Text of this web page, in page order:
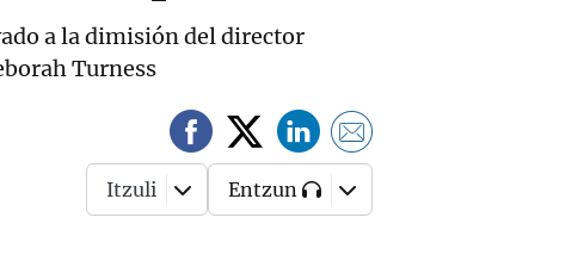
a la dimisión del director
Turness
Itzuli Entzun